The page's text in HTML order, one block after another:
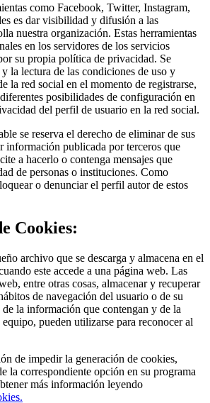
como Facebook, Twitter, Instagram,
es dar visibilidad y difusión a las
nuestra organización. Estas herramientas
en los servidores de los servicios
su propia política de privacidad. Se
la lectura de las condiciones de uso y
la red social en el momento de registrarse,
posibilidades de configuración en
del perfil de usuario en la red social.
se reserva el derecho de eliminar de sus
información publicada por terceros que
a hacerlo o contenga mensajes que
de personas o instituciones. Como
o denunciar el perfil autor de estos
Cookies:
archivo que se descarga y almacena en el
este accede a una página web. Las
entre otras cosas, almacenar y recuperar
de navegación del usuario o de su
la información que contengan y de la
pueden utilizarse para reconocer al
de impedir la generación de cookies,
la correspondiente opción en su programa
más información leyendo